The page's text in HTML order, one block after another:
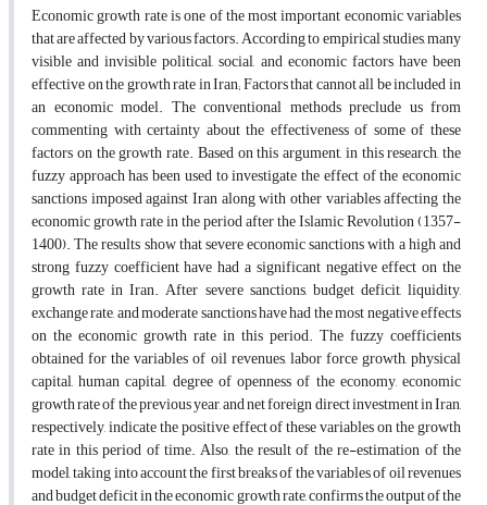
Economic growth rate is one of the most important economic variables
that are affected by various factors. According to empirical studies, many
visible and invisible political, social, and economic factors have been
effective on the growth rate in Iran; Factors that cannot all be included in
an economic model. The conventional methods preclude us from
commenting with certainty about the effectiveness of some of these
factors on the growth rate. Based on this argument, in this research, the
fuzzy approach has been used to investigate the effect of the economic
sanctions imposed against Iran along with other variables affecting the
economic growth rate in the period after the Islamic Revolution (1357-
1400). The results show that severe economic sanctions with a high and
strong fuzzy coefficient have had a significant negative effect on the
growth rate in Iran. After severe sanctions, budget deficit, liquidity,
exchange rate, and moderate sanctions have had the most negative effects
on the economic growth rate in this period. The fuzzy coefficients
obtained for the variables of oil revenues, labor force growth, physical
capital, human capital, degree of openness of the economy, economic
growth rate of the previous year, and net foreign direct investment in Iran,
respectively, indicate the positive effect of these variables on the growth
rate in this period of time. Also, the result of the re-estimation of the
model, taking into account the first breaks of the variables of oil revenues
and budget deficit in the economic growth rate, confirms the output of the